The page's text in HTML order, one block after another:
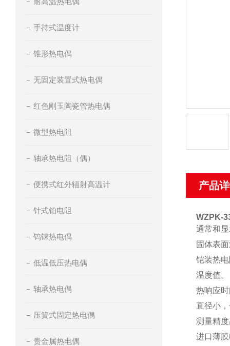
手持式温度计
锥形热电偶
无固定装置式热电偶
红色刚玉陶瓷管热电偶
微型热电阻
轴承热电阻（偶）
便携式红外辐射高温计
针式铂电阻
钨铼热电偶
低温低压热电偶
轴承热电偶
压簧式固定热电偶
贵金属热电偶
产品
WZPK-
通常和
固体表
铠装热
温度值。
热响应
直径小
测量精
进口薄